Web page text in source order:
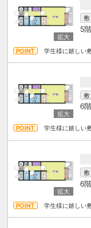
敷
5階
学生様に嬉しい
敷
6階
学生様に嬉しい
敷
6階
学生様に嬉しい